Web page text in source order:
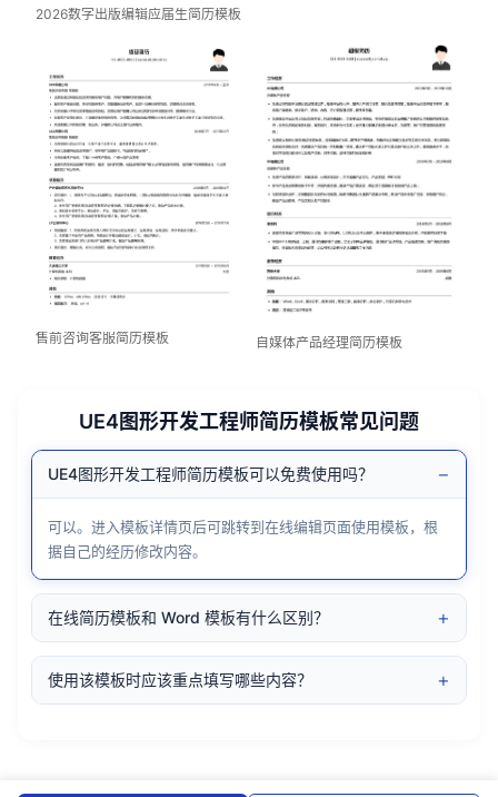
2026数字出版编辑应届生简历模板
售前咨询客服简历模板 自媒体产品经理简历模板
UE4图形开发工程师简历模板常见问题
UE4图形开发工程师简历模板可以免费使用吗？ −
可以。进入模板详情页后可跳转到在线编辑页面使用模板，根
据自己的经历修改内容。
在线简历模板和 Word 模板有什么区别？ +
使用该模板时应该重点填写哪些内容？ +